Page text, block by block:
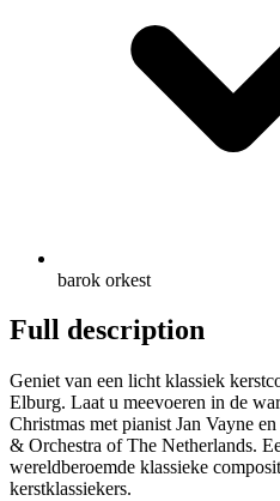
barok orkest
Full description
Geniet van een licht klassiek
Elburg. Laat u meevoeren in de
Christmas met pianist Jan Vayne
& Orchestra of The Netherlands.
wereldberoemde klassieke
kerstklassiekers.